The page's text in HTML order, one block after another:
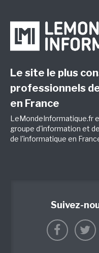
Le site le plus
professionnels
en France
LeMondeInformatique.fr
groupe d'information et
de l'informatique en
Suivez-